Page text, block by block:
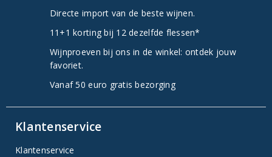
Directe import van de beste wijnen.
11+1 korting bij 12 dezelfde flessen*
Wijnproeven bij ons in de winkel: ontdek jouw
favoriet.
Vanaf 50 euro gratis bezorging
Klantenservice
Klantenservice